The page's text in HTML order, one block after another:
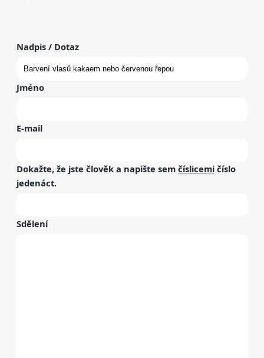
Nadpis / Dotaz
Jméno
E-mail
Dokažte, že jste člověk a napište sem číslicemi číslo
jedenáct.
Sdělení